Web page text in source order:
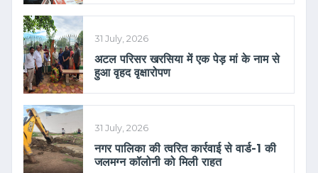
31 July, 2026
अटल परिसर खरसिया में एक पेड़ मां के नाम से
हुआ वृहद वृक्षारोपण
31 July, 2026
नगर पालिका की त्वरित कार्रवाई से वार्ड-1 की
जलमग्न कॉलोनी को मिली राहत